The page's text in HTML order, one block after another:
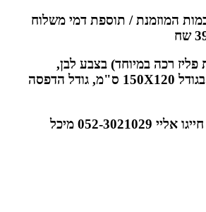
המוזמנת / תוספת דמי משלוח
פליז רכה במיוחד) בצבע לבן,
150
X120
ס"מ, גודל הדפסה
לפרטים והזמנות חייגו אליי 052-3021029 מיכל